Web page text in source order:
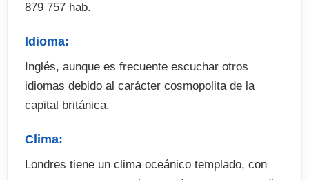
879 757 hab.
Idioma:
Inglés, aunque es frecuente escuchar otros
idiomas debido al carácter cosmopolita de la
capital británica.
Clima:
Londres tiene un clima oceánico templado, con